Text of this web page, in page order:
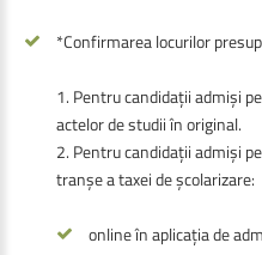
*Confirmarea locurilor
1. Pentru candidații admiși
actelor de studii în original.
2. Pentru candidații admiși
tranșe a taxei de școlarizare:
online în aplicația de